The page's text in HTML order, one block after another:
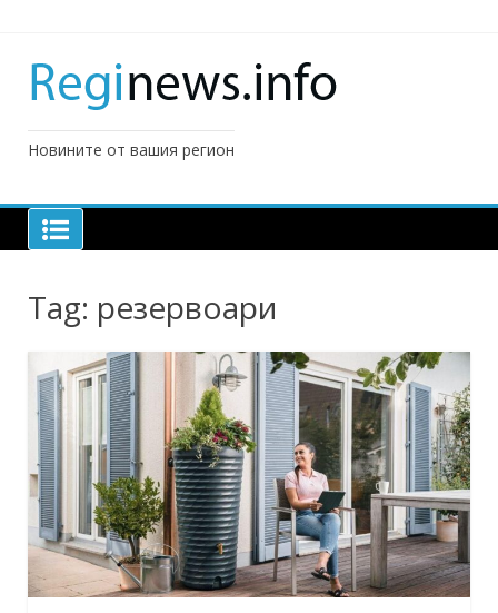
Новините от вашия регион
Tag: резервоари